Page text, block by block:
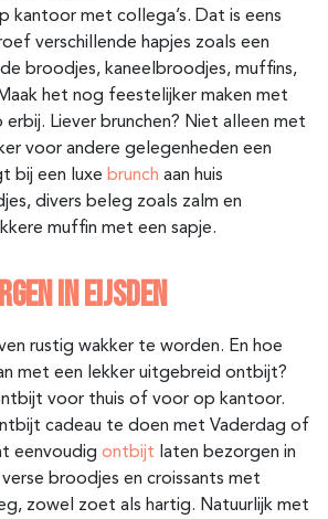
kantoor met collega’s. Dat is eens
verschillende hapjes zoals een
broodjes, kaneelbroodjes, muffins,
het nog feestelijker maken met
Liever brunchen? Niet alleen met
voor andere gelegenheden een
bij een luxe brunch aan huis
divers beleg zoals zalm en
muffin met een sapje.
IN EIJSDEN
rustig wakker te worden. En hoe
met een lekker uitgebreid ontbijt?
voor thuis of voor op kantoor.
cadeau te doen met Vaderdag of
eenvoudig ontbijt laten bezorgen in
broodjes en croissants met
zowel zoet als hartig. Natuurlijk met